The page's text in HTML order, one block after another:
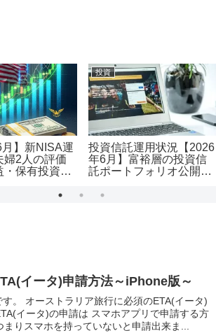
月】新NISA運
婦2人の評価
・保有投資信
投資
投資信託運用状況【2026
年6月】富裕層の投資信
託ポートフォリオ公開｜
+5,455万円のリアル運用
イータ)申請方法～iPhone版～
。 オーストラリア旅行に必須のETA(イータ)
イータ)の申請は スマホアプリで申請する方
りスマホを持っていないと申請出来ま...